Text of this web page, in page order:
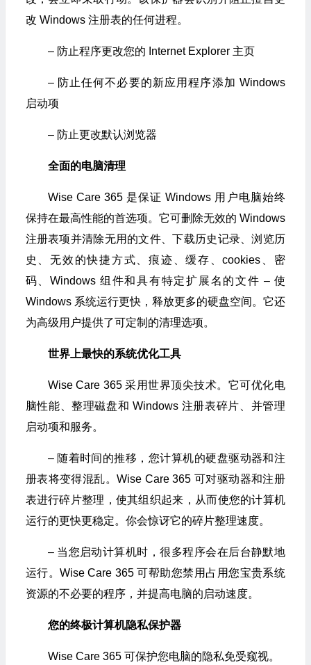
改 Windows 注册表的任何进程。
– 防止程序更改您的 Internet Explorer 主页
– 防止任何不必要的新应用程序添加 Windows
启动项
– 防止更改默认浏览器
全面的电脑清理
Wise Care 365 是保证 Windows 用户电脑始终
保持在最高性能的首选项。它可删除无效的 Windows
注册表项并清除无用的文件、下载历史记录、浏览历
史、无效的快捷方式、痕迹、缓存、cookies、密
码、Windows 组件和具有特定扩展名的文件 – 使
Windows 系统运行更快，释放更多的硬盘空间。它还
为高级用户提供了可定制的清理选项。
世界上最快的系统优化工具
Wise Care 365 采用世界顶尖技术。它可优化电
脑性能、整理磁盘和 Windows 注册表碎片、并管理
启动项和服务。
– 随着时间的推移，您计算机的硬盘驱动器和注
册表将变得混乱。Wise Care 365 可对驱动器和注册
表进行碎片整理，使其组织起来，从而使您的计算机
运行的更快更稳定。你会惊讶它的碎片整理速度。
– 当您启动计算机时，很多程序会在后台静默地
运行。Wise Care 365 可帮助您禁用占用您宝贵系统
资源的不必要的程序，并提高电脑的启动速度。
您的终极计算机隐私保护器
Wise Care 365 可保护您电脑的隐私免受窥视。